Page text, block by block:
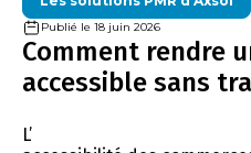
Publié le 18 juin 2026
Comment rendre
accessible sans
L’